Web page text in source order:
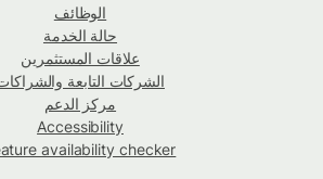
الوظائف
حالة الخدمة
علاقات المستثمرين
الشركات التابعة والشراكات
مركز الدعم
Accessibility
Feature availability checker